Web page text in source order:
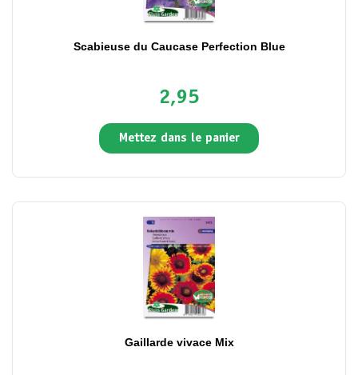
Scabieuse du Caucase Perfection Blue
2,95
Mettez dans le panier
Gaillarde vivace Mix